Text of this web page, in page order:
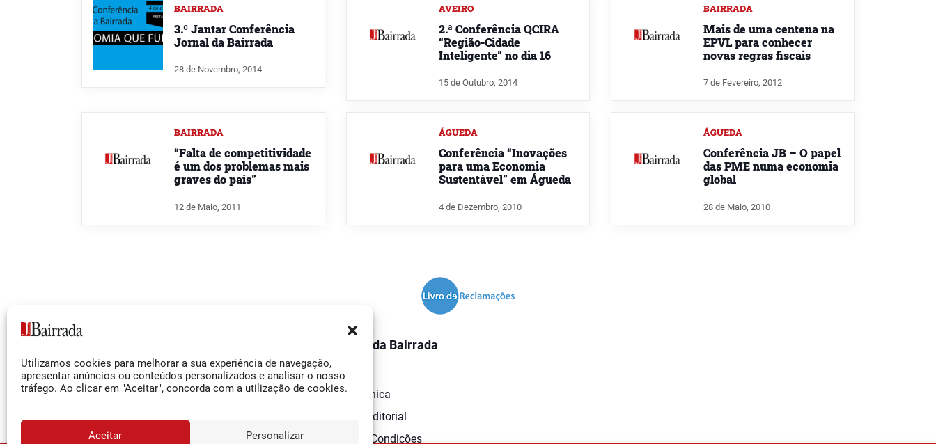
Utilizamos cookies para melhorar a sua experiência de navegação,
apresentar anúncios ou conteúdos personalizados e analisar o nosso
tráfego. Ao clicar em "Aceitar", concorda com a utilização de cookies.
Aceitar Personalizar
BAIRRADA
3.º Jantar Conferência
Jornal da Bairrada
28 de Novembro, 2014
AVEIRO
2.ª Conferência QCIRA
“Região-Cidade
Inteligente” no dia 16
15 de Outubro, 2014
BAIRRADA
Mais de uma centena na
EPVL para conhecer
novas regras fiscais
7 de Fevereiro, 2012
BAIRRADA
“Falta de competitividade
é um dos problemas mais
graves do país”
12 de Maio, 2011
ÁGUEDA
Conferência “Inovações
para uma Economia
Sustentável” em Águeda
4 de Dezembro, 2010
ÁGUEDA
Conferência JB – O papel
das PME numa economia
global
28 de Maio, 2010
Facebook
Instagram
YouTube
O Jornal da Bairrada
Contactos
Ficha Técnica
Estatuto Editorial
Termos e Condições